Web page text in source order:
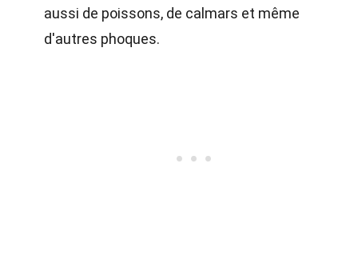
aussi de poissons, de calmars et même
d'autres phoques.